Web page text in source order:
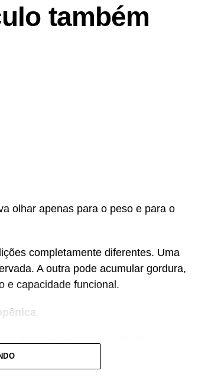
também
olhar apenas para o peso e para o
completamente diferentes. Uma
A outra pode acumular gordura,
e capacidade funcional.
quedas, diabetes e doenças
condição também pode estar